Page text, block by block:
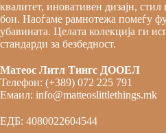
квалитет, иновативен дизајн,
бои. Наоѓаме рамнотежа помеѓу
убавината. Целата колекција ги
стандарди за безбедност.
Матеос Литл Тингс ДООЕЛ
Телефон: (+389) 072 225 791
Емаил: info@matteoslittlethings.mk
ЕДБ: 4080022604544